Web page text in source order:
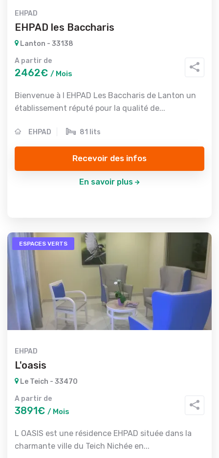
EHPAD
EHPAD les Baccharis
Lanton - 33138
A partir de
2462€ / Mois
Bienvenue à l EHPAD Les Baccharis de Lanton un
établissement réputé pour la qualité de...
EHPAD 81 lits
Recevoir des infos
En savoir plus
ESPACES VERTS
EHPAD
L'oasis
Le Teich - 33470
A partir de
3891€ / Mois
L OASIS est une résidence EHPAD située dans la
charmante ville du Teich Nichée en...